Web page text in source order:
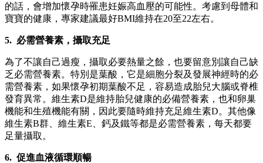
的話，會增加懷孕時罹患妊娠高血壓的可能性。考慮到母體和
寶寶的健康，專家建議最好BMI維持在20至22左右。
5. 必需營養素，攝取充足
為了不讓自己過瘦，攝取必要熱量之餘，也要留意別讓自己缺
乏必需營養素。特別是葉酸，它是細胞分裂及發展神經時的必
需營養素，如果懷孕初期葉酸不足，容易造成胎兒大腦或脊椎
發育異常。維生素D是維持胎兒健康的必備營養素，也和卵巢
機能和生殖機能有關，因此要隨時維持充足維生素D。其他像
維生素B群、維生素E、鈣及鐵等都是必需營養素，每天都要
足量攝取。
6. 促進血液循環順暢